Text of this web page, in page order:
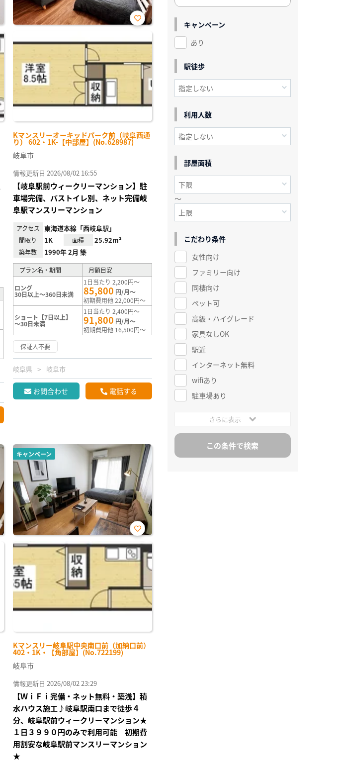
Kマンスリーオーキッドパーク前（岐阜西通
り） 602・1K-【中部屋】(No.628987)
お気
り登
岐阜市
情報更新日 2026/08/02 16:55
【岐阜駅前ウィークリーマンション】駐
車場完備、バストイレ別、ネット完備岐
阜駅マンスリーマンション
アクセス 東海道本線「西岐阜駅」
間取り 1K 面積 25.92m²
築年数 1990年 2月 築
プラン名・期間 月額目安
ロング
30日以上～360日未満
1日当たり 2,200円～
85,800 円/月～
初期費用他 22,000円～
ショート【7日以上】
～30日未満
1日当たり 2,400円～
91,800 円/月～
初期費用他 16,500円～
保証人不要
岐阜県 岐阜市
お問合わせ 電話する
キャンペーン
Kマンスリー岐阜駅中央南口前（加納口前）
402・1K・【角部屋】(No.722199)
お気
に入
り登
録
岐阜市
情報更新日 2026/08/02 23:29
【ＷｉＦｉ完備・ネット無料・築浅】積
水ハウス施工♪岐阜駅南口まで徒歩４
分、岐阜駅前ウィークリーマンション★
１日３９９０円のみで利用可能 初期費
用割安な岐阜駅前マンスリーマンション
★
キャンペーン
あり
駅徒歩
利用人数
部屋面積
～
こだわり条件
女性向け
ファミリー向け
同棲向け
ペット可
高級・ハイグレード
家具なしOK
駅近
インターネット無料
wifiあり
駐車場あり
さらに表示